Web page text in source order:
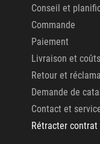
Conseil et
Commande
Paiement
Livraison et
Retour et
Demande de
Contact et
Rétracter contrat